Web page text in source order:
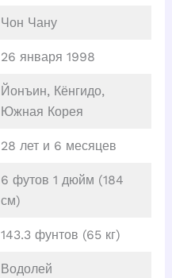
Чон Чану
26 января 1998
Йонъин, Кёнгидо,
Южная Корея
28 лет и 6 месяцев
6 футов 1 дюйм (184
см)
143.3 фунтов (65 кг)
Водолей